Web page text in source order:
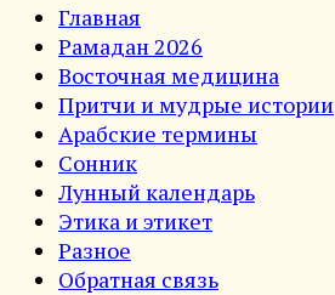
Главная
Рамадан 2026
Восточная медицина
Притчи и мудрые истории
Арабские термины
Сонник
Лунный календарь
Этика и этикет
Разное
Обратная связь